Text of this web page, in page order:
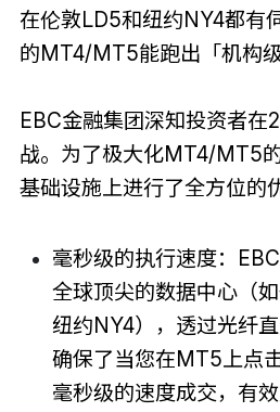
在伦敦LD5和纽约NY4都有
的MT4/MT5能跑出「机构级
EBC金融集团深知投资者在
战。为了极大化MT4/MT5
基础设施上进行了全方位的
毫秒级的执行速度：
全球顶尖的数据中心（
纽约NY4），透过光纤
确保了当您在MT5上点
毫秒级的速度成交，有